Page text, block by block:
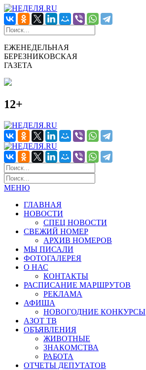
ЕЖЕНЕДЕЛЬНАЯ
БЕРЕЗНИКОВСКАЯ
ГАЗЕТА
12+
МЕНЮ
ГЛАВНАЯ
НОВОСТИ
СПЕЦ НОВОСТИ
СВЕЖИЙ НОМЕР
АРХИВ НОМЕРОВ
МЫ ПИСАЛИ
ФОТОГАЛЕРЕЯ
О НАС
КОНТАКТЫ
РАСПИСАНИЕ МАРШРУТОВ
РЕКЛАМА
АФИША
НОВОГОДНИЕ КОНКУРСЫ
АЗОТ ТВ
ОБЪЯВЛЕНИЯ
ЖИВОТНЫЕ
ЗНАКОМСТВА
РАБОТА
ОТЧЕТЫ ДЕПУТАТОВ